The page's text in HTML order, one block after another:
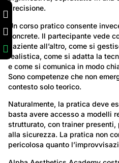
precisione.
Un corso pratico consente
concrete. Il partecipante vede
paziente all’altro, come si
realistica, come si adatta la
e come si comunica in modo
Sono competenze che non
contesto solo teorico.
Naturalmente, la pratica deve
basta avere accesso a modelli
strutturato, con trainer
alla sicurezza. La pratica non
pericolosa quanto